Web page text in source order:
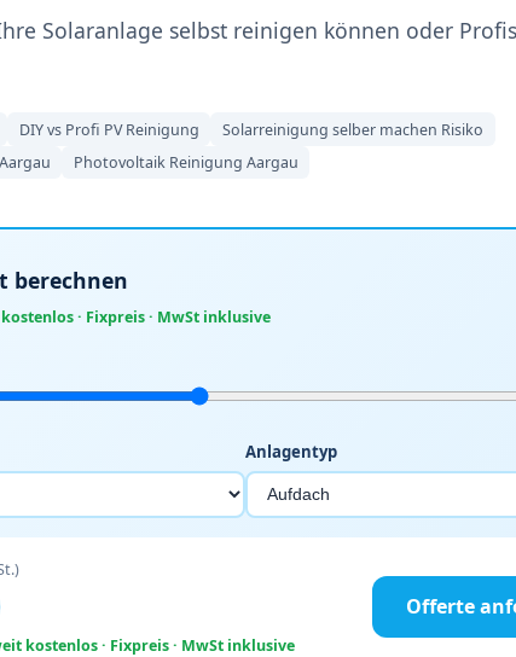
Solaranlage selbst reinigen können oder
DIY vs Profi PV Reinigung
Solarreinigung selber machen Risiko
Photovoltaik Reinigung Aargau
berechnen
· Fixpreis · MwSt inklusive
Anlagentyp
kostenlos · Fixpreis · MwSt inklusive
Offerte